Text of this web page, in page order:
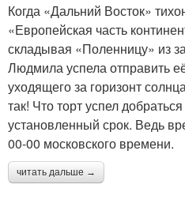
Когда «Дальний Восток»
«Европейская часть
складывая «Поленницу» из
Людмила успела отправить
уходящего за горизонт
так! Что торт успел
установленный срок. Ведь
00-00 московского времени.
читать дальше →